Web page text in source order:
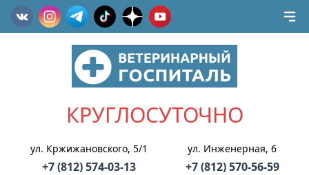
КРУГЛОСУТОЧНО
ул. Кржижановского, 5/1
+7 (812) 574-03-13
ул. Инженерная, 6
+7 (812) 570-56-59